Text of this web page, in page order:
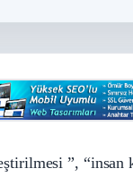
”, “insan